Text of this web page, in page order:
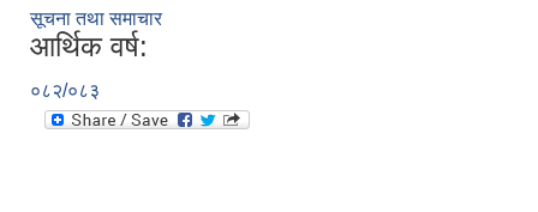
सूचना तथा समाचार
आर्थिक वर्ष:
०८२/०८३